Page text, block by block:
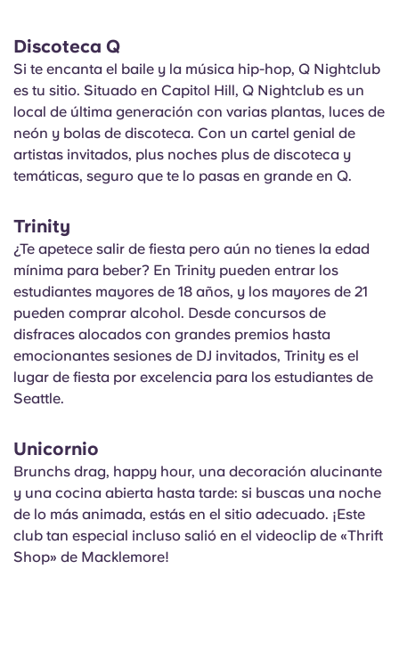
Discoteca Q
Si te encanta el baile y la música hip-hop, Q Nightclub
es tu sitio. Situado en Capitol Hill, Q Nightclub es un
local de última generación con varias plantas, luces de
neón y bolas de discoteca. Con un cartel genial de
artistas invitados, plus noches plus de discoteca y
temáticas, seguro que te lo pasas en grande en Q.
Trinity
¿Te apetece salir de fiesta pero aún no tienes la edad
mínima para beber? En Trinity pueden entrar los
estudiantes mayores de 18 años, y los mayores de 21
pueden comprar alcohol. Desde concursos de
disfraces alocados con grandes premios hasta
emocionantes sesiones de DJ invitados, Trinity es el
lugar de fiesta por excelencia para los estudiantes de
Seattle.
Unicornio
Brunchs drag, happy hour, una decoración alucinante
y una cocina abierta hasta tarde: si buscas una noche
de lo más animada, estás en el sitio adecuado. ¡Este
club tan especial incluso salió en el videoclip de «Thrift
Shop» de Macklemore!